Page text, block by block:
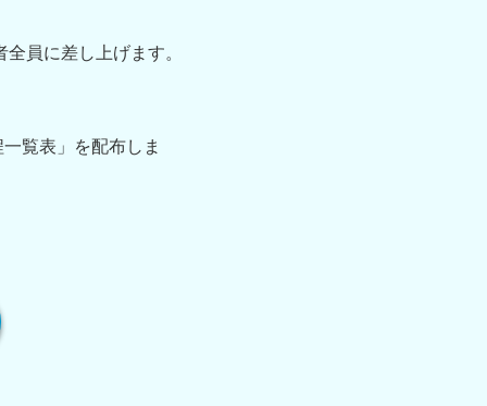
員に差し上げます。
覧表」を配布しま